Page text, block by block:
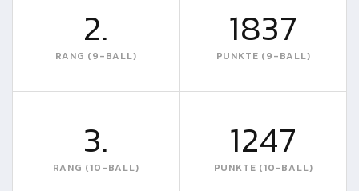
2.
RANG (9-BALL)
1837
PUNKTE (9-BALL)
3.
RANG (10-BALL)
1247
PUNKTE (10-BALL)